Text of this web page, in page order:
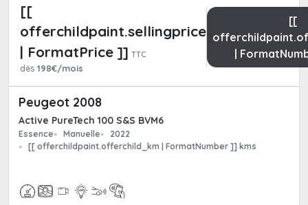
[[
offerchildpaint.sellingpricepart_ttc
| FormatPrice ]] TTC
dès 198€/mois
[[
|
Peugeot 2008
Active PureTech 100 S&S BVM6
Essence Manuelle
2022
[[ offerchildpaint.offerchild_km | FormatNumber ]] kms